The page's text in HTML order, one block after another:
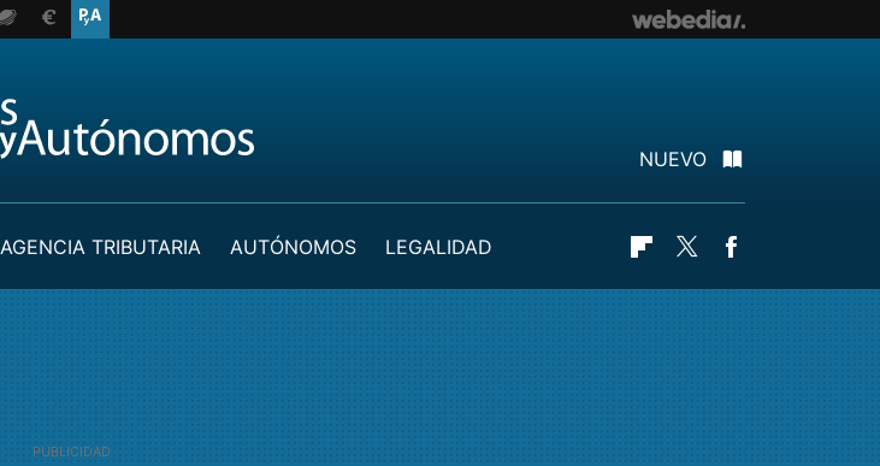
NUEVO
AGENCIA TRIBUTARIA AUTÓNOMOS
LEGALIDAD
Flipboard
Twitter